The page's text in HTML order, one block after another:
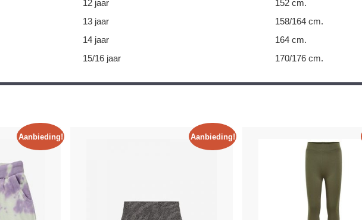
12 jaar
152 cm.
13 jaar
158/164 cm.
14 jaar
164 cm.
15/16 jaar
170/176 cm.
Aanbieding! Aanbieding!